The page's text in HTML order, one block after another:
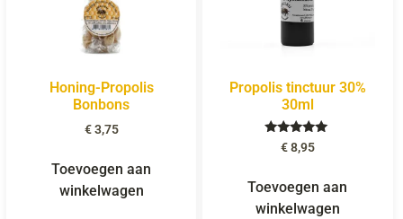
Honing-Propolis
Bonbons
€3,75
Toevoegen aan
winkelwagen
Propolis tinctuur 30%
30ml
Gewaardeerd
5.00
€8,95
Toevoegen aan
winkelwagen